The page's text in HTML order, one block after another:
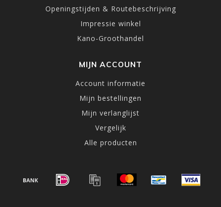
Openingstijden & Routebeschrijving
Impressie winkel
Kano-Groothandel
MIJN ACCOUNT
Account informatie
Mijn bestellingen
Mijn verlanglijst
Vergelijk
Alle producten